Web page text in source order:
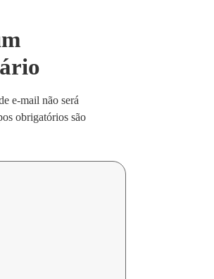
e-mail não será
obrigatórios são